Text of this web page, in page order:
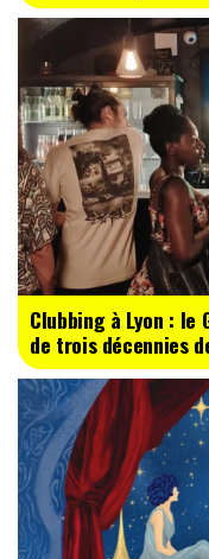
Clubbing à Lyon : le
de trois décennies